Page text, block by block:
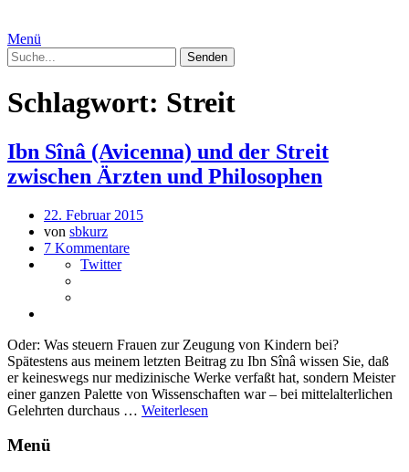
Menü
Schlagwort: Streit
Ibn Sînâ (Avicenna) und der Streit
zwischen Ärzten und Philosophen
22. Februar 2015
von sbkurz
7 Kommentare
Twitter
Oder: Was steuern Frauen zur Zeugung von Kindern bei?
Spätestens aus meinem letzten Beitrag zu Ibn Sînâ wissen Sie, daß
er keineswegs nur medizinische Werke verfaßt hat, sondern Meister
einer ganzen Palette von Wissenschaften war – bei mittelalterlichen
Gelehrten durchaus … Weiterlesen
Menü